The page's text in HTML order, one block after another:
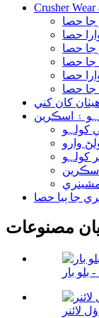
Crusher Wear
حصا
حصا
جا حصا
جا حصا
حصا
جا حصا
کان کني
۽ اسڪرين
کولہو
وارو
کولہو
جا ٻيا حصا
مصنوعات
بار
لائنر